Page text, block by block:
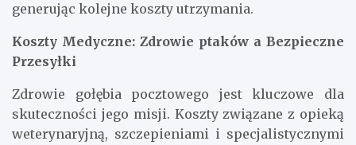
generując kolejne koszty utrzymania.
Koszty Medyczne: Zdrowie ptaków a Bezpieczne
Przesyłki
Zdrowie gołębia pocztowego jest kluczowe dla
skuteczności jego misji. Koszty związane z opieką
weterynaryjną, szczepieniami i specjalistycznymi